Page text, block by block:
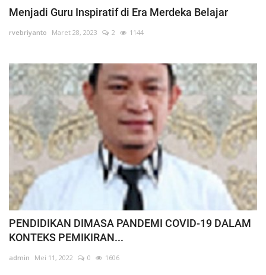
Menjadi Guru Inspiratif di Era Merdeka Belajar
rvebriyanto Maret 28, 2023 2 1144
PENDIDIKAN DIMASA PANDEMI COVID-19 DALAM
KONTEKS PEMIKIRAN...
admin Mei 11, 2022 0 1606